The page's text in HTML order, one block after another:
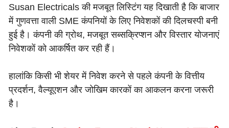
Susan Electricals की मजबूत लिस्टिंग यह दिखाती है कि बाजार
में गुणवत्ता वाली SME कंपनियों के लिए निवेशकों की दिलचस्पी बनी
हुई है। कंपनी की ग्रोथ, मजबूत सब्सक्रिप्शन और विस्तार योजनाएं
निवेशकों को आकर्षित कर रही हैं।
हालांकि किसी भी शेयर में निवेश करने से पहले कंपनी के वित्तीय
प्रदर्शन, वैल्यूएशन और जोखिम कारकों का आकलन करना जरूरी
है।